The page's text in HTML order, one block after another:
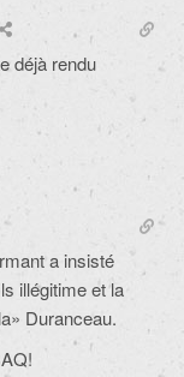
déjà rendu
a insisté
illégitime et la
Duranceau.